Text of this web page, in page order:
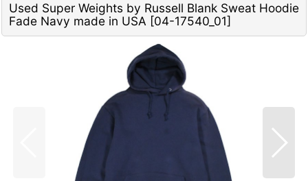
Used Super Weights by Russell Blank Sweat Hoodie
Fade Navy made in USA [04-17540_01]